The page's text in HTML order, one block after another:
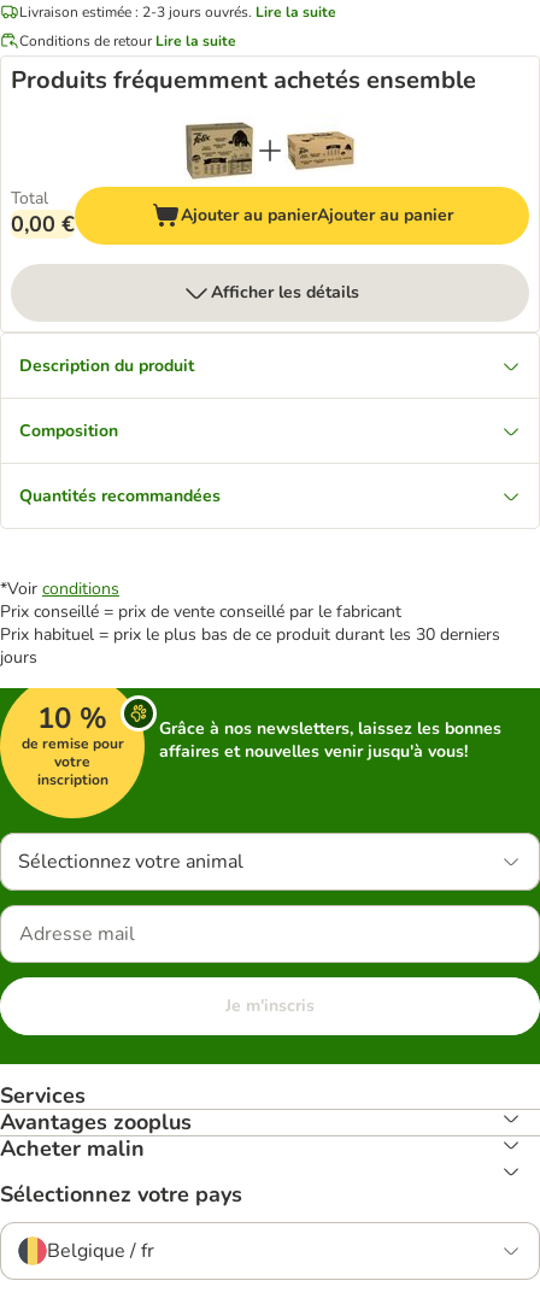
Livraison estimée : 2-3 jours ouvrés. Lire la suite
Conditions de retour Lire la suite
Produits fréquemment achetés ensemble
Total
0,00 € Ajouter au panierAjouter au panier
Afficher les détails
Description du produit
Composition
Quantités recommandées
*Voir conditions
Prix conseillé = prix de vente conseillé par le fabricant
Prix habituel = prix le plus bas de ce produit durant les 30 derniers
jours
10 %
de remise pour
votre
inscription
Grâce à nos newsletters, laissez les bonnes
affaires et nouvelles venir jusqu'à vous!
Sélectionnez votre animal
Je m'inscris
Services
Avantages zooplus
Acheter malin
Sélectionnez votre pays
Belgique / fr